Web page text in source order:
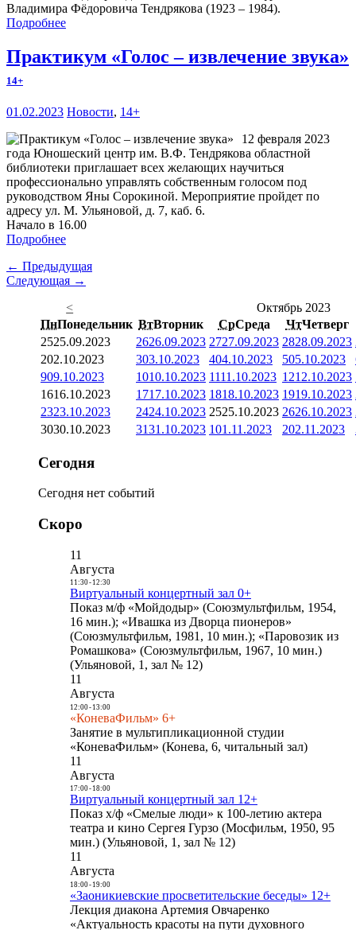
Владимира Фёдоровича Тендрякова (1923 – 1984).
Подробнее
Практикум «Голос – извлечение звука»
14+
01.02.2023 Новости, 14+
12 февраля 2023
года Юношеский центр им. В.Ф. Тендрякова областной
библиотеки приглашает всех желающих научиться
профессионально управлять собственным голосом под
руководством Яны Сорокиной. Мероприятие пройдет по
адресу ул. М. Ульяновой, д. 7, каб. 6.
Начало в 16.00
Подробнее
← Предыдущая
Следующая →
<
Октябрь 2023
ПнПонедельник ВтВторник СрСреда ЧтЧетверг
2525.09.2023 2626.09.2023 2727.09.2023 2828.09.2023
202.10.2023 303.10.2023 404.10.2023 505.10.2023
909.10.2023 1010.10.2023 1111.10.2023 1212.10.2023
1616.10.2023 1717.10.2023 1818.10.2023 1919.10.2023
2323.10.2023 2424.10.2023 2525.10.2023 2626.10.2023
3030.10.2023 3131.10.2023 101.11.2023 202.11.2023
Сегодня
Сегодня нет событий
Скоро
11
Августа
11:30- 12:30
Виртуальный концертный зал 0+
Показ м/ф «Мойдодыр» (Союзмультфильм, 1954,
16 мин.); «Ивашка из Дворца пионеров»
(Союзмультфильм, 1981, 10 мин.); «Паровозик из
Ромашкова» (Союзмультфильм, 1967, 10 мин.)
(Ульяновой, 1, зал № 12)
11
Августа
12:00- 13:00
«КоневаФильм» 6+
Занятие в мультипликационной студии
«КоневаФильм» (Конева, 6, читальный зал)
11
Августа
17:00- 18:00
Виртуальный концертный зал 12+
Показ х/ф «Смелые люди» к 100-летию актера
театра и кино Сергея Гурзо (Мосфильм, 1950, 95
мин.) (Ульяновой, 1, зал № 12)
11
Августа
18:00- 19:00
«Заоникиевские просветительские беседы» 12+
Лекция диакона Артемия Овчаренко
«Актуальность красоты на пути духовного